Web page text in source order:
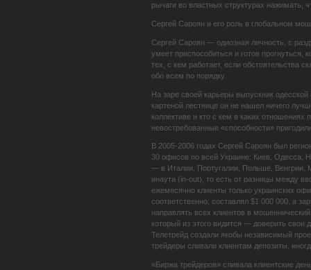
рычаги во властных структурах нажимать,
Сергей Сароян и его роль в глобальном
Сергей Сароян — одиозная личность, с
умеет приспособиться и готов прогнуться,
тех, с кем работает, если обстоятельства
обо всем по порядку.
На заре своей карьеры выпускник
картеной лестнице он не нашел ничего
коллективе и кто с кем в каких
невостребованные «способности»
В 2005-2006 годах Сергей Сароян был
30 офисов по всей Украине: Киев, Одесса,
— в Италии, Португалии, Польше, Венгрии,
инаута (in-out), то есть от разницы между
ежемесячно клиенты только украинских
соответственно, составлял $1 000 000, а
направлять всех клиентов в
который из этого видится — доверить свои
Телетрейд создали якобы независимый
трейдеры сливали клиентам депозиты,
«Биржа трейдеров» сливала клиентские